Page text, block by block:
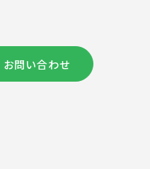
お問い合わせ